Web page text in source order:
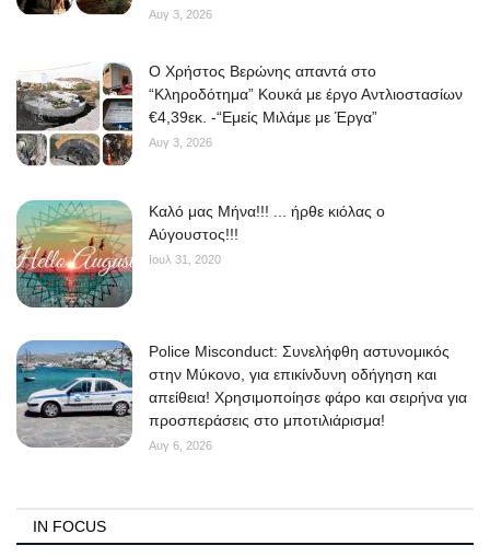
Αυγ 3, 2026
O Χρήστος Βερώνης απαντά στο
“Κληροδότημα” Κουκά με έργο Αντλιοστασίων
€4,39εκ. -“Εμείς Μιλάμε με Έργα”
Αυγ 3, 2026
Kαλό μας Μήνα!!! ... ήρθε κιόλας ο
Αύγουστος!!!
Ιουλ 31, 2020
Police Misconduct: Συνελήφθη αστυνομικός
στην Μύκονο, για επικίνδυνη οδήγηση και
απείθεια! Χρησιμοποίησε φάρο και σειρήνα για
προσπεράσεις στο μποτιλιάρισμα!
Αυγ 6, 2026
IN FOCUS